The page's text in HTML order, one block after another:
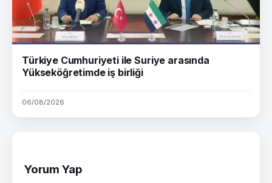
Türkiye Cumhuriyeti ile Suriye arasında
Yükseköğretimde iş birliği
06/08/2026
Yorum Yap